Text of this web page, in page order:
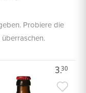
Probiere die
3.30